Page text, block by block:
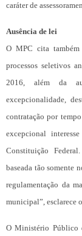
caráter de
Ausência de lei
O MPC cita
processos seletivos
2016, além da
excepcionalidade,
contratação por
excepcional
Constituição
baseada tão somente
regulamentação da
municipal”, esclarece
O Ministério Público